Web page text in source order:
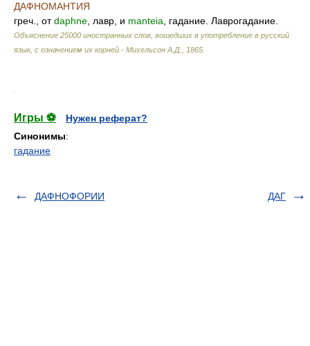
ДАФНОМАНТИЯ
греч., отdaphne , лавр, и manteia , гадание. Лаврогадание.
Объяснение 25000 иностранных слов, вошедших в употребление в русский
язык, с означением их корней.- Михельсон А.Д.
1865
Игры ⚽
Нужен реферат?
Синонимы:
гадание
ДАФНОФОРИИ ДАГ